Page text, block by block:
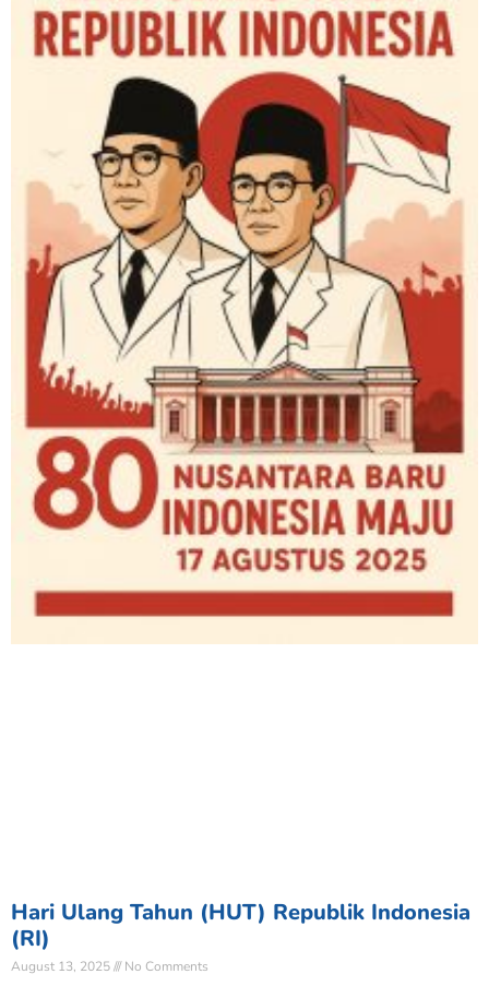
Hari Ulang Tahun (HUT) Republik Indonesia
(RI)
August 13, 2025 No Comments